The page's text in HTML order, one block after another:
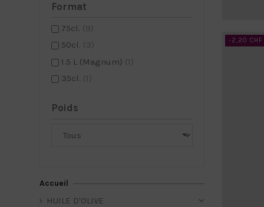
-2,20 CHF
Format
75cl. (9)
50cl. (3)
1.5 L (Magnum) (1)
35cl. (1)
Poids
Accueil
HUILE D'OLIVE